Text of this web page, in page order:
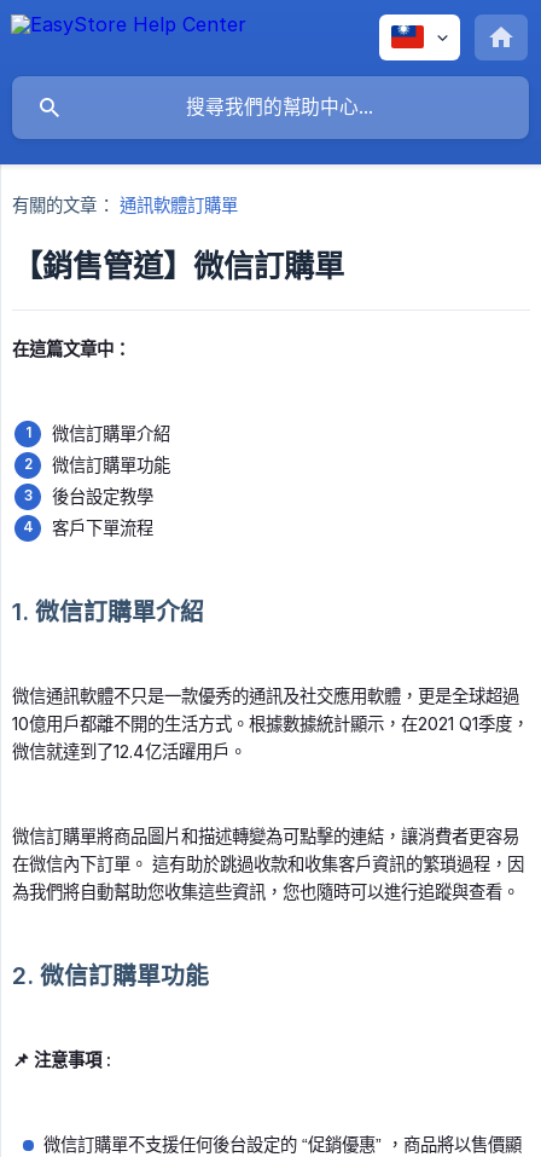
有關的文章： 通訊軟體訂購單
【銷售管道】微信訂購單
在這篇文章中：
微信訂購單介紹
微信訂購單功能
後台設定教學
客戶下單流程
1. 微信訂購單介紹
微信通訊軟體不只是一款優秀的通訊及社交應用軟體，更是全球超過
10億用戶都離不開的生活方式。根據數據統計顯示，在2021 Q1季度，
微信就達到了12.4亿活躍用戶。
微信訂購單將商品圖片和描述轉變為可點擊的連結，讓消費者更容易
在微信內下訂單。 這有助於跳過收款和收集客戶資訊的繁瑣過程，因
為我們將自動幫助您收集這些資訊，您也隨時可以進行追蹤與查看。
2. 微信訂購單功能
📌 注意事項 :
微信訂購單不支援任何後台設定的 “促銷優惠” ，商品將以售價顯